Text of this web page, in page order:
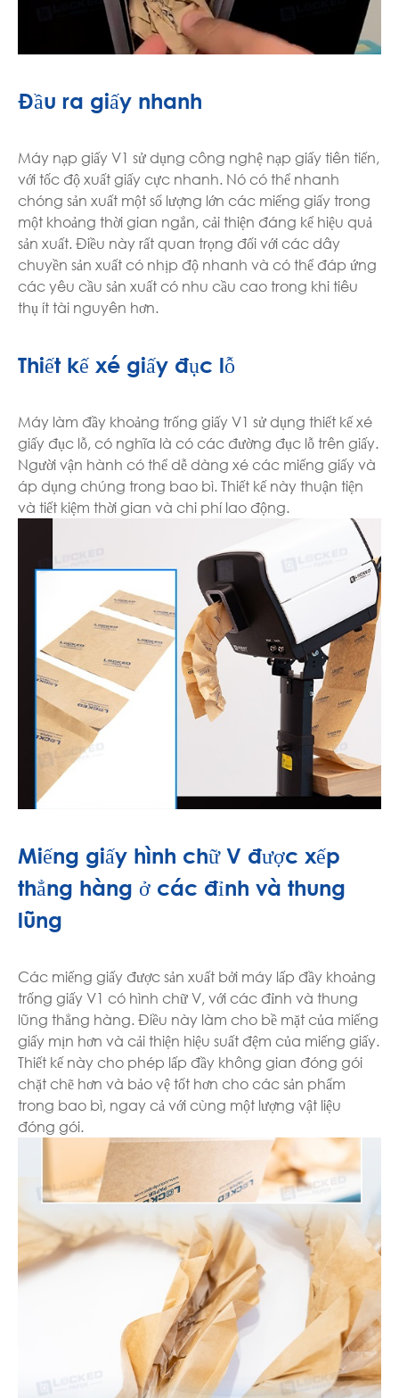
Đầu ra giấy nhanh
Máy nạp giấy V1 sử dụng công nghệ nạp giấy tiên tiến,
với tốc độ xuất giấy cực nhanh. Nó có thể nhanh
chóng sản xuất một số lượng lớn các miếng giấy trong
một khoảng thời gian ngắn, cải thiện đáng kể hiệu quả
sản xuất. Điều này rất quan trọng đối với các dây
chuyền sản xuất có nhịp độ nhanh và có thể đáp ứng
các yêu cầu sản xuất có nhu cầu cao trong khi tiêu
thụ ít tài nguyên hơn.
Thiết kế xé giấy đục lỗ
Máy làm đầy khoảng trống giấy V1 sử dụng thiết kế xé
giấy đục lỗ, có nghĩa là có các đường đục lỗ trên giấy.
Người vận hành có thể dễ dàng xé các miếng giấy và
áp dụng chúng trong bao bì. Thiết kế này thuận tiện
và tiết kiệm thời gian và chi phí lao động.
Miếng giấy hình chữ V được xếp
thẳng hàng ở các đỉnh và thung
lũng
Các miếng giấy được sản xuất bởi máy lấp đầy khoảng
trống giấy V1 có hình chữ V, với các đỉnh và thung
lũng thẳng hàng. Điều này làm cho bề mặt của miếng
giấy mịn hơn và cải thiện hiệu suất đệm của miếng giấy.
Thiết kế này cho phép lấp đầy không gian đóng gói
chặt chẽ hơn và bảo vệ tốt hơn cho các sản phẩm
trong bao bì, ngay cả với cùng một lượng vật liệu
đóng gói.